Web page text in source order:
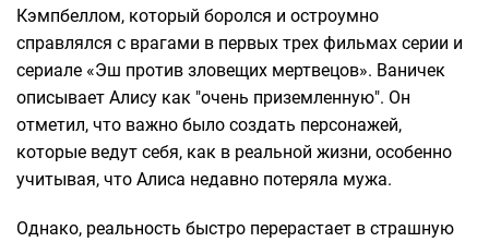
Кэмпбеллом, который боролся и остроумно
справлялся с врагами в первых трех фильмах серии и
сериале «Эш против зловещих мертвецов». Ваничек
описывает Алису как "очень приземленную". Он
отметил, что важно было создать персонажей,
которые ведут себя, как в реальной жизни, особенно
учитывая, что Алиса недавно потеряла мужа.
Однако, реальность быстро перерастает в страшную